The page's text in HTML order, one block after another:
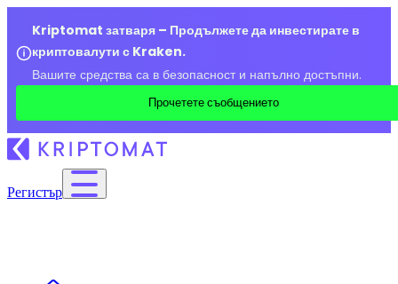
Kriptomat затваря – Продължете да инвестирате в
криптовалути с Kraken.
Вашите средства са в безопасност и напълно достъпни.
Прочетете съобщението
Регистър